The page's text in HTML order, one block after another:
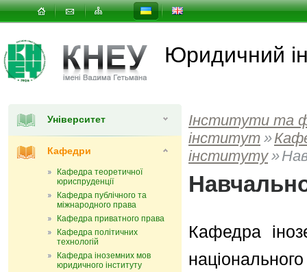
Юридичний
Університет
Кафедри
Кафедра теоретичної
юриспруденції
Кафедра публічного та
міжнародного права
Кафедра приватного права
Кафедра політичних
технологій
Кафедра іноземних мов
юридичного інституту
Інститути та
інститут »
інституту »
Кафедра